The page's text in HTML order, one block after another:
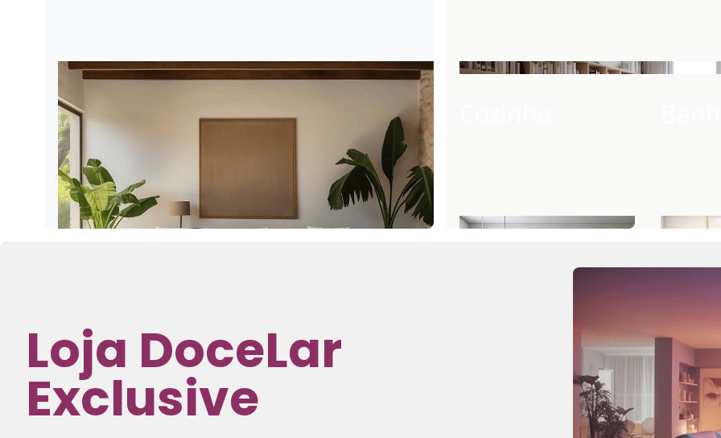
Loja DoceLar
Exclusive